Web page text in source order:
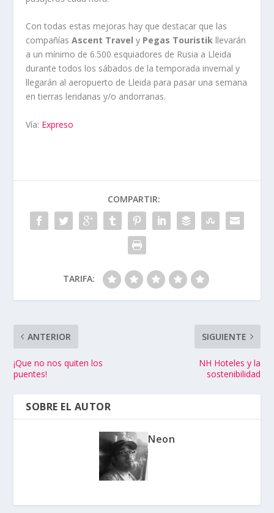
Con todas estas mejoras hay que destacar que las
compañíasAscent Travel y Pegas Touristik llevarán
a un mínimo de 6.500 esquiadores de Rusia a Lleida
durante todos los sábados de la temporada invernal y
llegarán al aeropuerto de Lleida para pasar una semana
en tierras leridanas y/o andorranas.
Vía: Expreso
COMPARTIR:
TARIFA:
ANTERIOR
¡Que no nos quiten los
puentes!
SIGUIENTE
NH Hoteles y la
sostenibilidad
SOBRE EL AUTOR
Neon